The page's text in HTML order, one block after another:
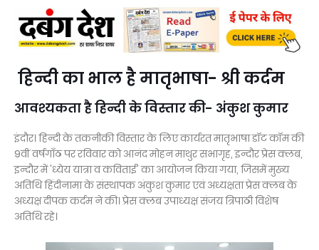
हिन्दी का भाल है मातृभाषा- श्री कर्दम
आवश्यकता है हिन्दी के विस्तार की- अंकुश कुमार
इंदौर। हिन्दी के तकनीकी विस्तार के लिए कार्यरत मातृभाषा डॉट कॉम की
9वीं वर्षगाँठ पर रविवार को आनंद मोहन माथुर सभागृह, इन्दौर प्रेस क्लब,
इन्दौर में 'ध्येय यात्रा व कविताई' का आयोजन किया गया, जिसमें मुख्य
अतिथि हिंदीनामा के संस्थापक अंकुश कुमार एवं अध्यक्षता प्रेस क्लब के
अध्यक्ष दीपक कर्दम ने की। प्रेस क्लब उपाध्यक्ष संजय त्रिपाठी विशेष
अतिथि रहे।